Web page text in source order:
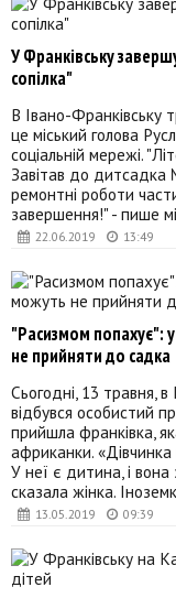
22.06.2019 13:49
У Франківську
сопілка"
В Івано-Франківську
це міський голова
соціальній мережі.
Завітав до дитсадка
ремонтні роботи
завершення!" - пише
13.05.2019 09:39
"Расизмом попахує":
не прийняти до садка
Сьогодні, 13 травня, в
відбувся особистий
прийшла франківка,
африканки. «Дівчинка
У неї є дитина, і
сказала жінка.